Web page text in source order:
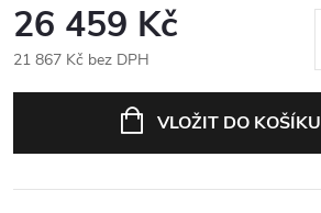
26 459 Kč
21 867 Kč bez DPH
VLOŽIT DO KOŠÍKU